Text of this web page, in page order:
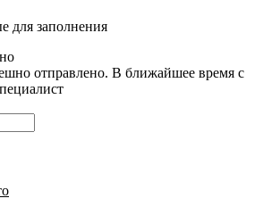
для заполнения
отправлено. В ближайшее время с